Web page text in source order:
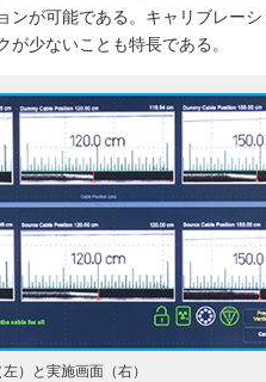
が可能である。キャリブレー
少ないことも特長である。
）と実施画面（右）